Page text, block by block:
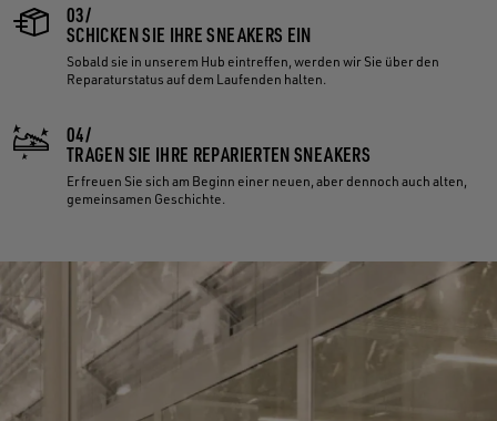
03/
SCHICKEN SIE IHRE SNEAKERS EIN
Sobald sie in unserem Hub eintreffen, werden wir Sie über den
Reparaturstatus auf dem Laufenden halten.
04/
TRAGEN SIE IHRE REPARIERTEN SNEAKERS
Erfreuen Sie sich am Beginn einer neuen, aber dennoch auch alten,
gemeinsamen Geschichte.